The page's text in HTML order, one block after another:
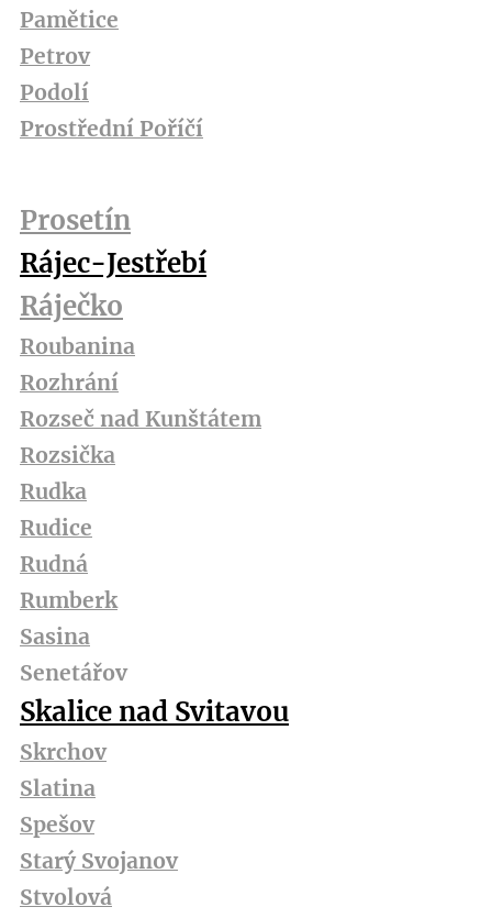
Pamětice
Petrov
Podolí
Prostřední Poříčí
Prosetín
Rájec-Jestřebí
Ráječko
Roubanina
Rozhrání
Rozseč nad Kunštátem
Rozsička
Rudka
Rudice
Rudná
Rumberk
Sasina
Senetářov
Skalice nad Svitavou
Skrchov
Slatina
Spešov
Starý Svojanov
Stvolová